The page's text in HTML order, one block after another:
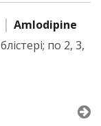
Amlodipine
по 2, 3,